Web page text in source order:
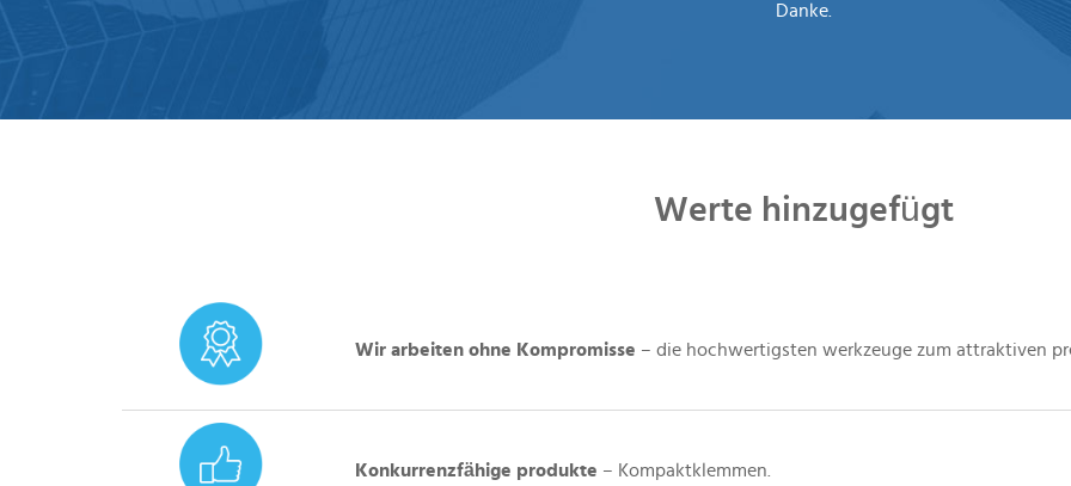
Danke.
Werte hinzugefügt
Wir arbeiten ohne Kompromisse – die hochwertigsten werkzeuge zum attraktiven
Konkurrenzfähige produkte – Kompaktklemmen.